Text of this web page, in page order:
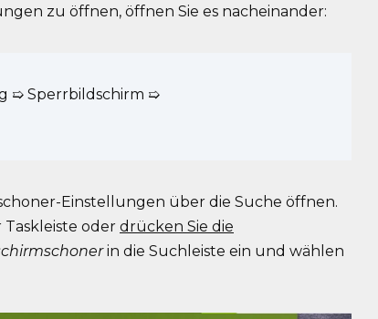
zu öffnen, öffnen Sie es nacheinander:
➯ Sperrbildschirm ➯
Einstellungen über die Suche öffnen.
Taskleiste oder drücken Sie die
in die Suchleiste ein und wählen